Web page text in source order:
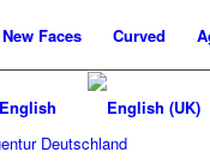
New Faces Curved